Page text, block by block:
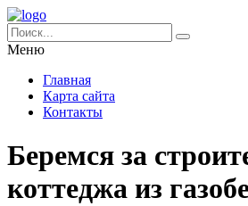
Меню
Главная
Карта сайта
Контакты
Беремся за
коттеджа из